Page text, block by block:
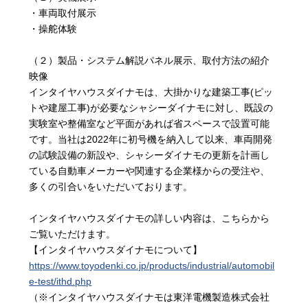
・車両取付展示
・操舵体験
（２）製品・システム解説パネル展示、取付方法の紹介
映像
インタイヤハウスダイナモは、大掛かりな建築工事(ピッ
トや建屋工事)が必要なシャシーダイナモに対し、既設の
実験室や整備室など平面があれば省スペースで設置可能
です。当社は2022年に初号機を納入して以来、車両開発
の試験設備の新設や、シャシーダイナモの更新を計画し
ている自動車メーカーや関連する企業様からの受注や、
多くの引合いをいただいております。
インタイヤハウスダイナモの詳しい内容は、こちらから
ご覧いただけます。
【インタイヤハウスダイナモについて】
https://www.toyodenki.co.jp/products/industrial/automobil
e-test/ithd.php
（※インタイヤハウスダイナモは東洋電機製造株式会社